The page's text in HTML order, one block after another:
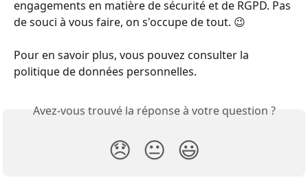
engagements en matière de sécurité et de RGPD. Pas
de souci à vous faire, on s'occupe de tout. 😉
Pour en savoir plus, vous pouvez consulter la
politique de données personnelles.
Avez-vous trouvé la réponse à votre question ?
😞 😐 😃